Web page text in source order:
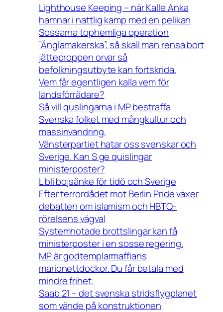
Lighthouse Keeping – när Kalle Anka
hamnar i nattlig kamp med en pelikan
Sossarna tophemliga operation
”Änglamakerska”, så skall man rensa bort
jätteproppen orvar så
befolkningsutbyte kan fortskrida.
Vem får egentligen kalla vem för
landsförrädare?
Så vill quslingarna i MP bestraffa
Svenska folket med mångkultur och
massinvandring.
Vänsterpartiet hatar oss svenskar och
Sverige. Kan S ge quislingar
ministerposter?
L bli bojsänke för tidö och Sverige
Efter terrordådet mot Berlin Pride växer
debatten om islamism och HBTQ-
rörelsens vägval
Systemhotade brottslingar kan få
ministerposter i en sosse regering.
MP är godtemplarmaffians
marionettdockor. Du får betala med
mindre frihet.
Saab 21 – det svenska stridsflygplanet
som vände på konstruktionen